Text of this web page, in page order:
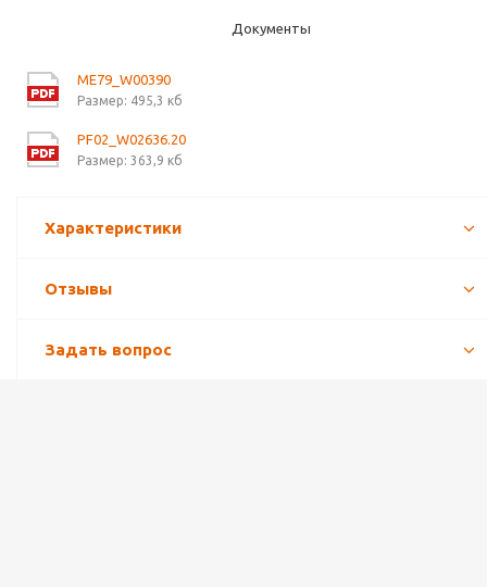
Документы
ME79_W00390
Размер: 495,3 кб
PF02_W02636.20
Размер: 363,9 кб
Характеристики
Отзывы
Задать вопрос